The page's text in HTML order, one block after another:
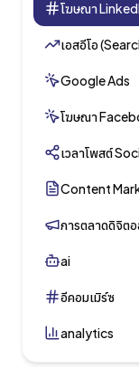
โฆษณา
เอสอีโอ
Google Ads
โฆษณา
เวลาโพสต์
Content
การตลาดดิจิต
ai
อีคอมเมิร์ซ
analytics